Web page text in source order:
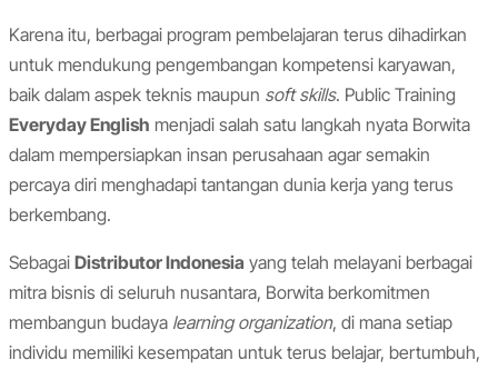
Karena itu, berbagai program pembelajaran terus dihadirkan
untuk mendukung pengembangan kompetensi karyawan,
baik dalam aspek teknis maupun soft skills. Public Training
Everyday English menjadi salah satu langkah nyata Borwita
dalam mempersiapkan insan perusahaan agar semakin
percaya diri menghadapi tantangan dunia kerja yang terus
berkembang.
Sebagai Distributor Indonesia yang telah melayani berbagai
mitra bisnis di seluruh nusantara, Borwita berkomitmen
membangun budaya learning organization, di mana setiap
individu memiliki kesempatan untuk terus belajar, bertumbuh,